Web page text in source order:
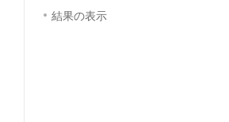
結果の表示